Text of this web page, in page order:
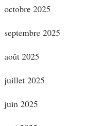
octobre 2025
septembre 2025
août 2025
juillet 2025
juin 2025